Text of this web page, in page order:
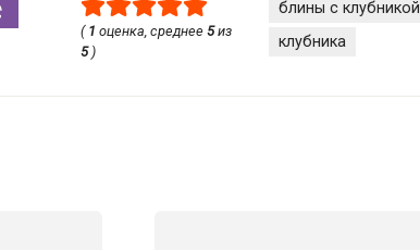
( 1 оценка, среднее 5из
5)
блины с клубникой
клубника